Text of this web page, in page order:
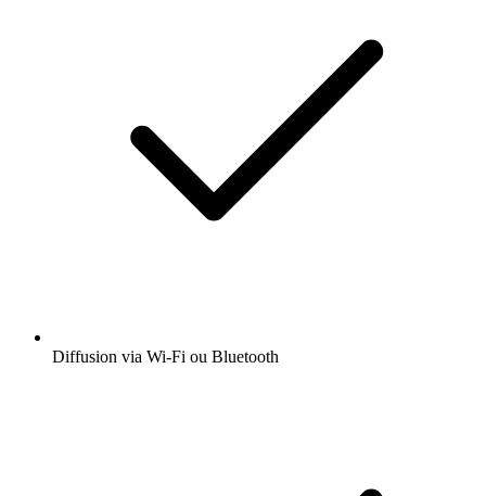
Diffusion via Wi-Fi ou Bluetooth